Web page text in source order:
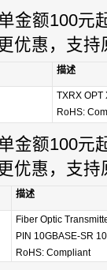
金额100元
优惠，支持
描述
TXRX OPT
RoHS:
金额100元
优惠，支持
描述
Fiber Optic
PIN 10GBASE-SR
RoHS: Compliant